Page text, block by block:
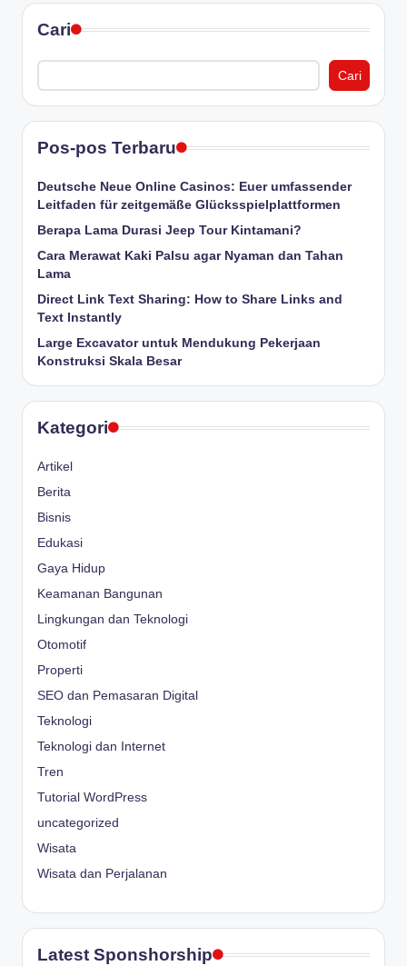
Cari
Cari
Pos-pos Terbaru
Deutsche Neue Online Casinos: Euer umfassender
Leitfaden für zeitgemäße Glücksspielplattformen
Berapa Lama Durasi Jeep Tour Kintamani?
Cara Merawat Kaki Palsu agar Nyaman dan Tahan
Lama
Direct Link Text Sharing: How to Share Links and
Text Instantly
Large Excavator untuk Mendukung Pekerjaan
Konstruksi Skala Besar
Kategori
Artikel
Berita
Bisnis
Edukasi
Gaya Hidup
Keamanan Bangunan
Lingkungan dan Teknologi
Otomotif
Properti
SEO dan Pemasaran Digital
Teknologi
Teknologi dan Internet
Tren
Tutorial WordPress
uncategorized
Wisata
Wisata dan Perjalanan
Latest Sponshorship